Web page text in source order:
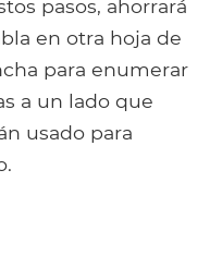
pasos, ahorrará
en otra hoja de
para enumerar
a un lado que
usado para